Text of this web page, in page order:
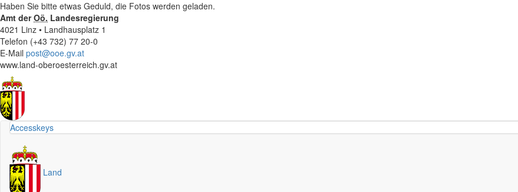
Haben Sie bitte etwas Geduld, die Fotos werden geladen.
Amt derOö. Landesregierung
4021 Linz • Landhausplatz 1
Telefon (+43 732) 77 20-0
E-Mail post@ooe.gv.at
www.land-oberoesterreich.gv.at
Accesskeys
Land